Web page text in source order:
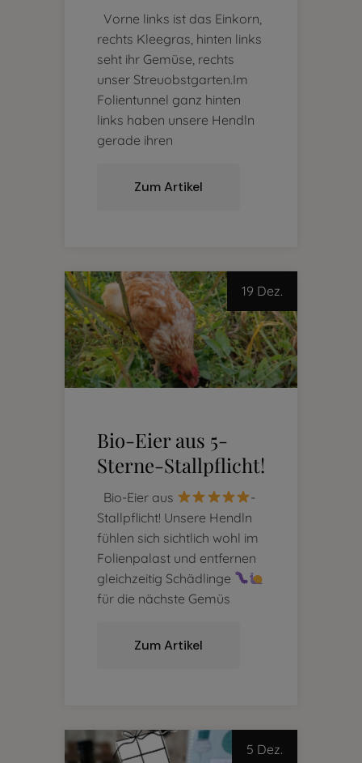
Vorne links ist das Einkorn,
rechts Kleegras, hinten links
seht ihr Gemüse, rechts
unser Streuobstgarten.Im
Folientunnel ganz hinten
links haben unsere Hendln
gerade ihren
Zum Artikel
19 Dez.
Bio-Eier aus 5-
Sterne-Stallpflicht!
Bio-Eier aus
-
Stallpflicht! Unsere Hendln
fühlen sich sichtlich wohl im
Folienpalast und entfernen
gleichzeitig Schädlinge
für die nächste Gemüs
Zum Artikel
5 Dez.